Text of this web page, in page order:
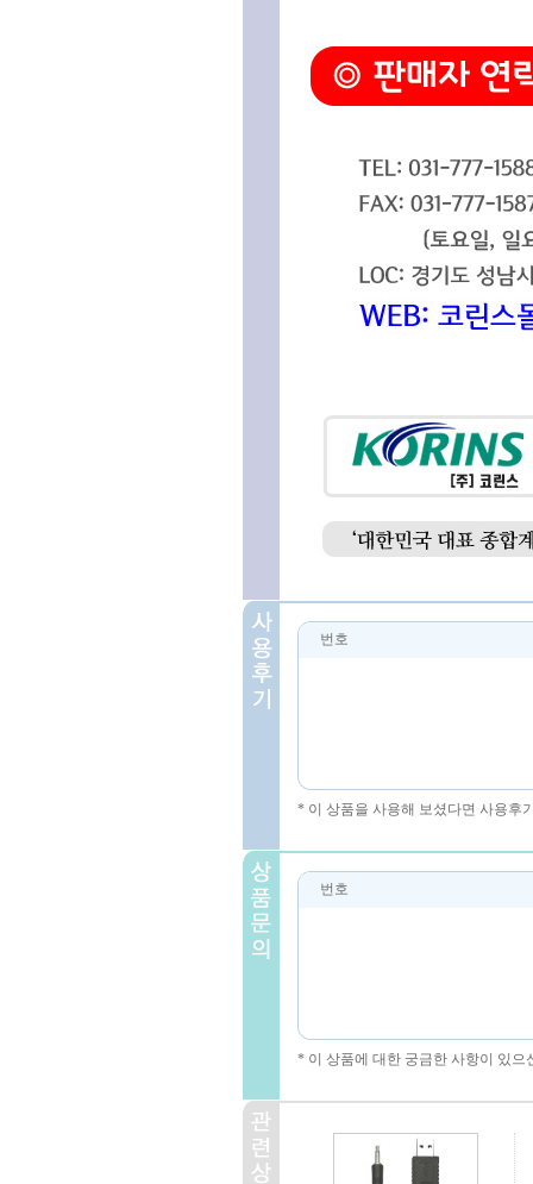
번호
* 이 상품을 사용해 보셨다면 사용후
번호
* 이 상품에 대한 궁금한 사항이 있